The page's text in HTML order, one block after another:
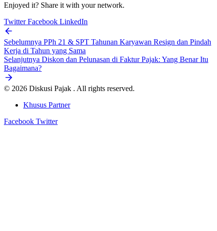
Enjoyed it? Share it with your network.
TwitterFacebook LinkedIn
Sebelumnya PPh 21 & SPT Tahunan Karyawan Resign dan Pindah
Kerja di Tahun yang Sama
Selanjutnya Diskon dan Pelunasan di Faktur Pajak: Yang Benar Itu
Bagaimana?
© 2026 Diskusi Pajak . All rights reserved.
Khusus Partner
Facebook Twitter